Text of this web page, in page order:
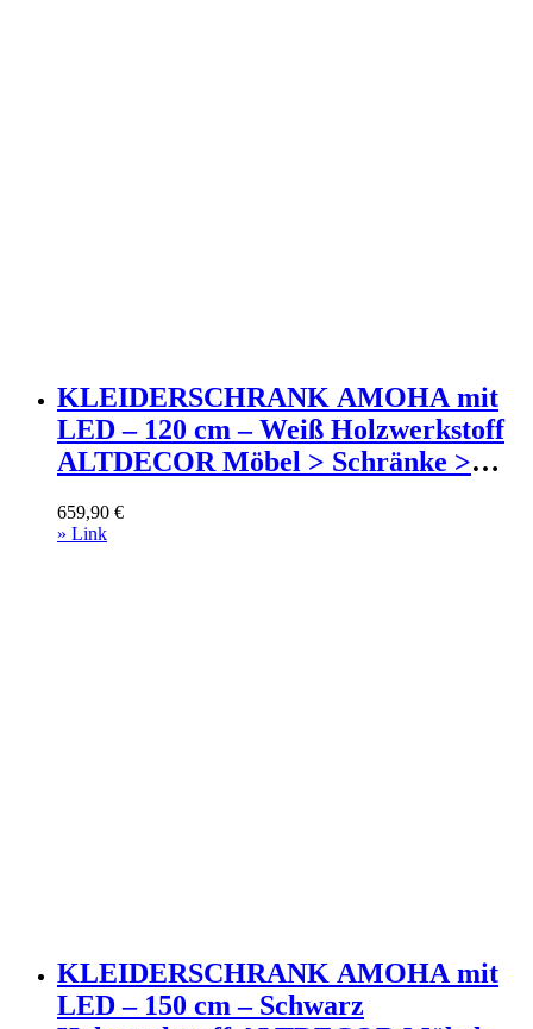
KLEIDERSCHRANK AMOHA mit
LED – 120 cm – Weiß Holzwerkstoff
ALTDECOR Möbel > Schränke >
Schwebetürenschränke Weiß
659,90 €
» Link
KLEIDERSCHRANK AMOHA mit
LED – 150 cm – Schwarz